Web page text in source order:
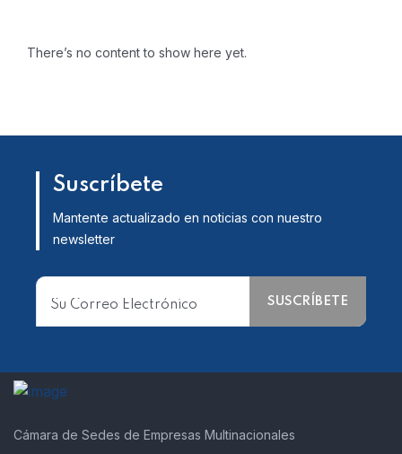
There’s no content to show here yet.
Suscríbete
Mantente actualizado en noticias con nuestro
newsletter
Cámara de Sedes de Empresas Multinacionales